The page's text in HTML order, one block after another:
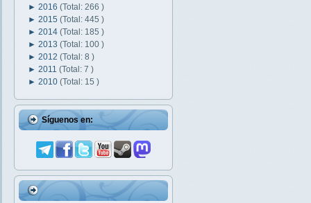
► 2016 (Total: 266 )
► 2015 (Total: 445 )
► 2014 (Total: 185 )
► 2013 (Total: 100 )
► 2012 (Total: 8 )
► 2011 (Total: 7 )
► 2010 (Total: 15 )
Síguenos en: